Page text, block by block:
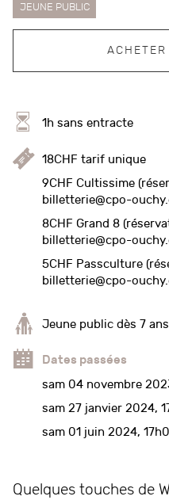
JEUNE PUBLIC
1h sans entracte
18CHF tarif unique
9CHF Cultissime
billetterie@cpo-
8CHF Grand 8
billetterie@cpo-
5CHF Passculture
billetterie@cpo-
Jeune public dès 7 ans
Dates passées
sam 04 novembre
sam 27 janvier 2024,
sam 01 juin 2024,
Quelques touches de